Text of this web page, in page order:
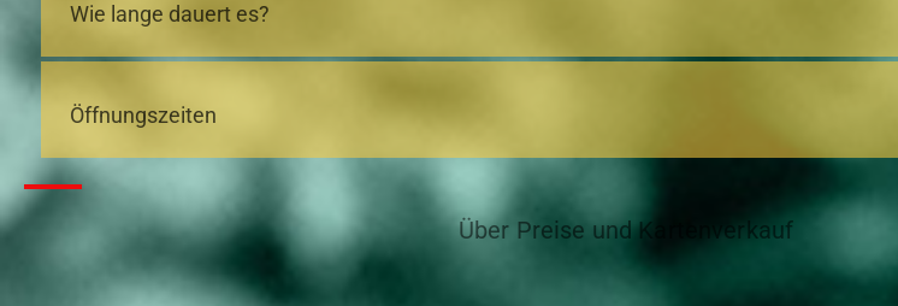
Wie lange dauert es?
Öffnungszeiten
Über Preise und Kartenverkauf